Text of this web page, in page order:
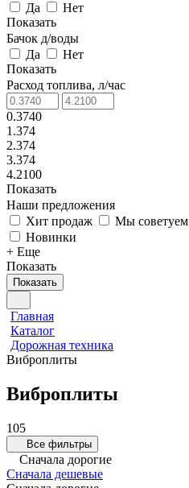
Да
Нет
Показать
Бачок д/воды
Да
Нет
Показать
Расход топлива, л/час
0.3740
1.374
2.374
3.374
4.2100
Показать
Наши предложения
Хит продаж
Мы советуем
Новинки
+ Еще
Показать
Показать
Главная
Каталог
Дорожная техника
Виброплиты
Виброплиты
105
Все фильтры
Сначала дорогие
Сначала дешевые